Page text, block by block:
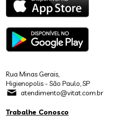
Rua Minas Gerais,
Higienopolis - São Paulo, SP
atendimento@vitat.com.br
Trabalhe Conosco